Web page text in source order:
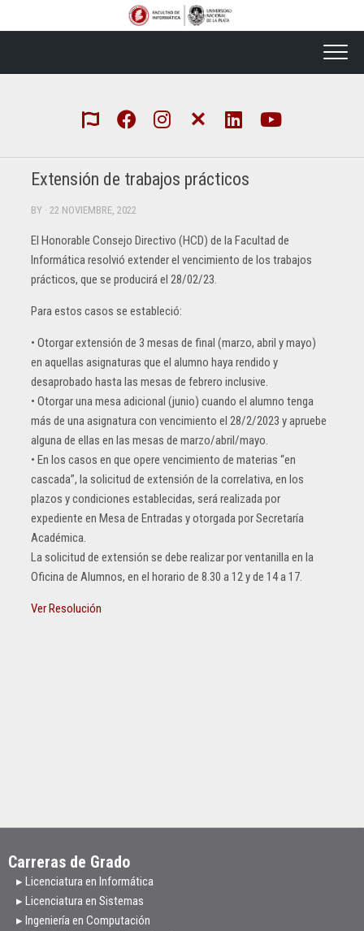
Extensión de trabajos prácticos
BY · 22 NOVIEMBRE, 2022
El Honorable Consejo Directivo (HCD) de la Facultad de
Informática resolvió extender el vencimiento de los trabajos
prácticos, que se producirá el 28/02/23.
Para estos casos se estableció:
• Otorgar extensión de 3 mesas de final (marzo, abril y mayo)
en aquellas asignaturas que el alumno haya rendido y
desaprobado hasta las mesas de febrero inclusive.
• Otorgar una mesa adicional (junio) cuando el alumno tenga
más de una asignatura con vencimiento el 28/2/2023 y apruebe
alguna de ellas en las mesas de marzo/abril/mayo.
• En los casos en que opere vencimiento de materias “en
cascada”, la solicitud de extensión de la correlativa, en los
plazos y condiciones establecidas, será realizada por
expediente en Mesa de Entradas y otorgada por Secretaría
Académica.
La solicitud de extensión se debe realizar por ventanilla en la
Oficina de Alumnos, en el horario de 8.30 a 12 y de 14 a 17.
Ver Resolución
Carreras de Grado
▸ Licenciatura en Informática
▸ Licenciatura en Sistemas
▸ Ingeniería en Computación